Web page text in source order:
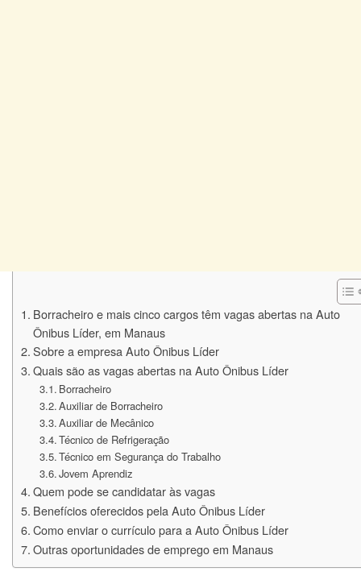
Borracheiro e mais cinco cargos têm vagas abertas na Auto
Ônibus Líder, em Manaus
Sobre a empresa Auto Ônibus Líder
Quais são as vagas abertas na Auto Ônibus Líder
Borracheiro
Auxiliar de Borracheiro
Auxiliar de Mecânico
Técnico de Refrigeração
Técnico em Segurança do Trabalho
Jovem Aprendiz
Quem pode se candidatar às vagas
Benefícios oferecidos pela Auto Ônibus Líder
Como enviar o currículo para a Auto Ônibus Líder
Outras oportunidades de emprego em Manaus